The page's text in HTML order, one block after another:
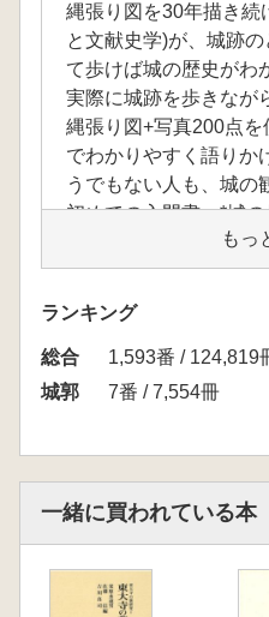
縄張り図を30年描き続
と文献史学)が、城跡
て歩けば城の歴史が
実際に城跡を歩きな
縄張り図+写真200点
でわかりやすく語りか
うでもない人も、城の
初めての入門書。*城
カラー写真200枚をQR
はじめに(齋藤慎一)
序 城歩きの心得
1 縄張り図のススメ / 2
がら見る / 3 歩測で十
2章 山に籠る城 由井
1 由井城の見方 / 2 城
3章 本城と町づくり
もっ
ランキング
総合
1,593番 / 124,819
城郭
7番 / 7,554冊
一緒に買われている本